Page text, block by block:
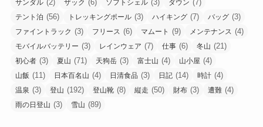
サンダル (2) ザック (6) ソフトシェル (3) ダウン (7)
テント泊 (56) トレッキングポール (3) ハイキング (7) バッグ (3)
ファイントラック (3) フリース (6) マムート (9) メンテナンス (4)
モバイルバッテリー (3) レインウェア (7) 仕事 (6) 冬山 (21)
初心者 (3) 夏山 (71) 天狗岳 (3) 富士山 (4) 山小屋 (4)
山飯 (11) 日本百名山 (4) 日清食品 (3) 日記 (14) 時計 (4)
温泉 (3) 登山 (192) 登山靴 (8) 縦走 (50) 財布 (3) 遭難 (4)
雨の日登山 (3) 雪山 (89)